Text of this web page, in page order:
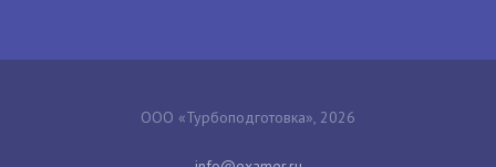
ООО «Турбоподготовка», 2026